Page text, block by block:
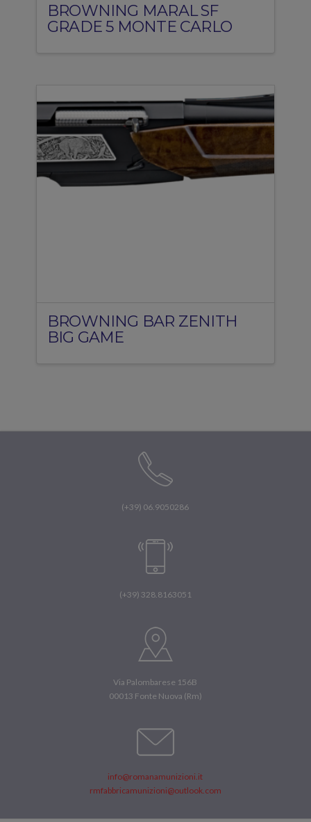
BROWNING MARAL SF
GRADE 5 MONTE CARLO
BROWNING BAR ZENITH
BIG GAME
(+39) 06.9050286
(+39) 328.8163051
Via Palombarese 156B
00013 Fonte Nuova (Rm)
info@romanamunizioni.it
rmfabbricamunizioni@outlook.com